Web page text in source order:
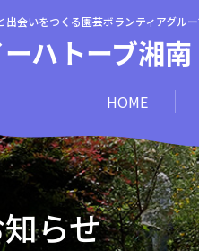
出会いをつくる園芸ボランティアグル
ハトーブ湘南
HOME
らせ